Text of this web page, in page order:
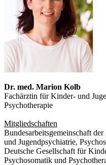
Dr. med. Marion Kolb
Fachärztin für Kinder- und
Psychotherapie
Mitgliedschaften
Bundesarbeitsgemeinschaft
und Jugendpsychiatrie,
Deutsche Gesellschaft für
Psychosomatik und